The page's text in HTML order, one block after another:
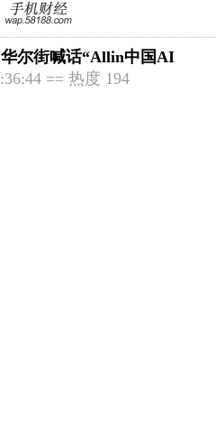
尔街喊话“Allin中国AI
== 热度 194